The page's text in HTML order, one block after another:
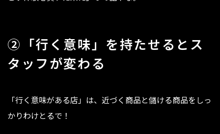
②「行く意味」を持たせるとス
タッフが変わる
「行く意味がある店」は、近づく商品と儲ける商品をしっ
かりわけとるで！